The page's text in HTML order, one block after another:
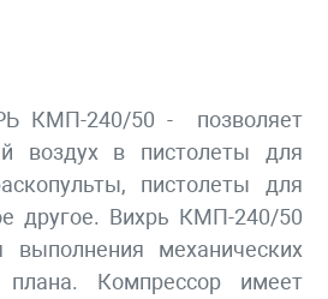
КМП-240/50 - позволяет
воздух в пистолеты для
пистолеты для
другое. Вихрь КМП-240/50
выполнения механических
Компрессор имеет